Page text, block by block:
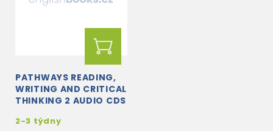
PATHWAYS READING,
WRITING AND CRITICAL
THINKING 2 AUDIO CDS
2-3 týdny